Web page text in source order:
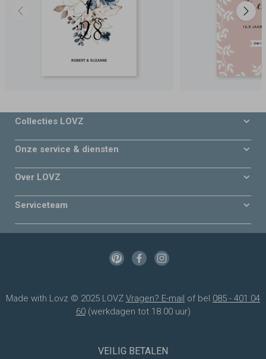
Collecties LOVZ
Onze service & diensten
Over LOVZ
Serviceteam
Made with Lovz © 2025 LOVZ Vragen? E-mail of bel 085 - 401 04
60(werkdagen tot 18.00 uur)
VEILIG BETALEN